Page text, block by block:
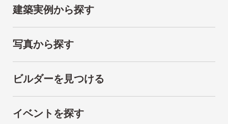
建築実例から探す
写真から探す
ビルダーを見つける
イベントを探す